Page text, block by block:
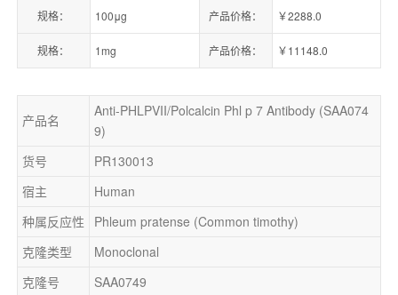
规格： 100μg 产品价格： ￥2288.0
规格： 1mg 产品价格： ￥11148.0
产品名
Anti-PHLPVII/Polcalcin Phl p 7 Antibody (SAA074
9)
货号
PR130013
宿主
Human
种属反应性
Phleum pratense (Common timothy)
克隆类型
Monoclonal
克隆号
SAA0749